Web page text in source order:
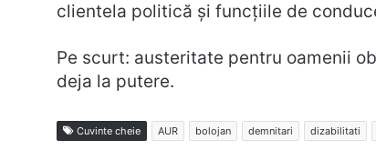
clientela politică și funcțiile de
Pe scurt: austeritate pentru oamenii
deja la putere.
Cuvinte cheie AUR bolojan demnitari dizabilitati